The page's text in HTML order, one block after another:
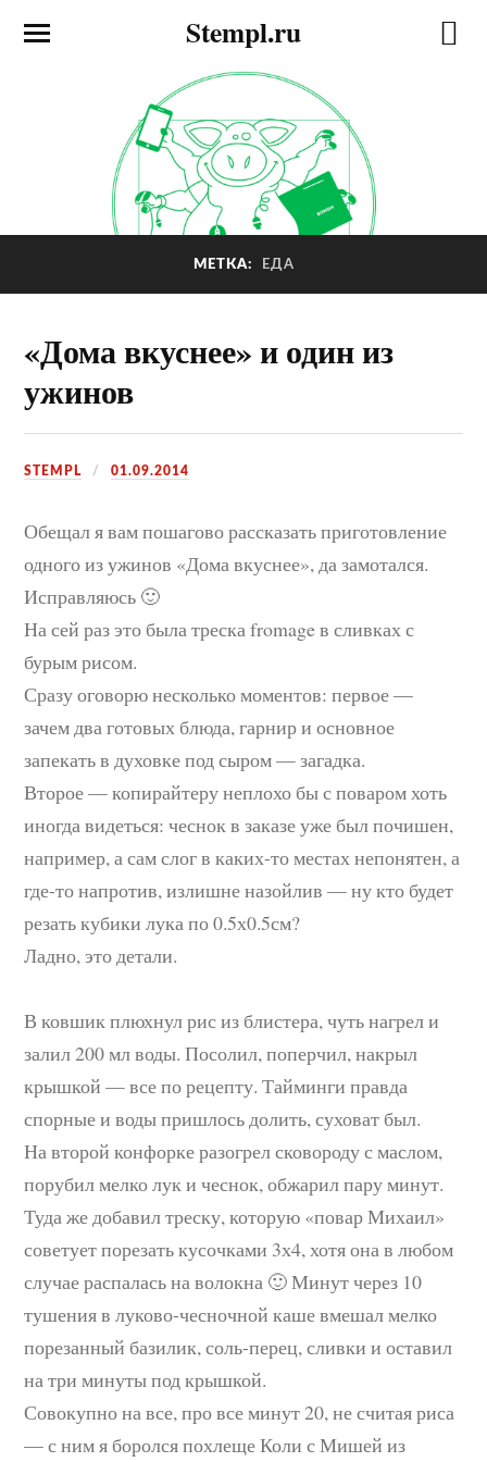
Stempl.ru
МЕТКА: ЕДА
«Дома вкуснее» и один из
ужинов
STEMPL 01.09.2014
Обещал я вам пошагово рассказать приготовление
одного из ужинов «Дома вкуснее», да замотался.
Исправляюсь 🙂
На сей раз это была треска fromage в сливках с
бурым рисом.
Сразу оговорю несколько моментов: первое —
зачем два готовых блюда, гарнир и основное
запекать в духовке под сыром — загадка.
Второе — копирайтеру неплохо бы с поваром хоть
иногда видеться: чеснок в заказе уже был почишен,
например, а сам слог в каких-то местах непонятен, а
где-то напротив, излишне назойлив — ну кто будет
резать кубики лука по 0.5х0.5см?
Ладно, это детали.
В ковшик плюхнул рис из блистера, чуть нагрел и
залил 200 мл воды. Посолил, поперчил, накрыл
крышкой — все по рецепту. Тайминги правда
спорные и воды пришлось долить, суховат был.
На второй конфорке разогрел сковороду с маслом,
порубил мелко лук и чеснок, обжарил пару минут.
Туда же добавил треску, которую «повар Михаил»
советует порезать кусочками 3х4, хотя она в любом
случае распалась на волокна 🙂 Минут через 10
тушения в луково-чесночной каше вмешал мелко
порезанный базилик, соль-перец, сливки и оставил
на три минуты под крышкой.
Совокупно на все, про все минут 20, не считая риса
— с ним я боролся похлеще Коли с Мишей из